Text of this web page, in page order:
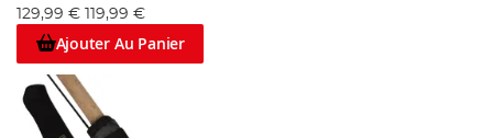
129,99 € 119,99 €
Ajouter Au Panier